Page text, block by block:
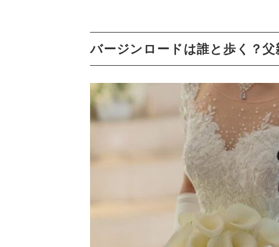
バージンロードは誰と歩く？父